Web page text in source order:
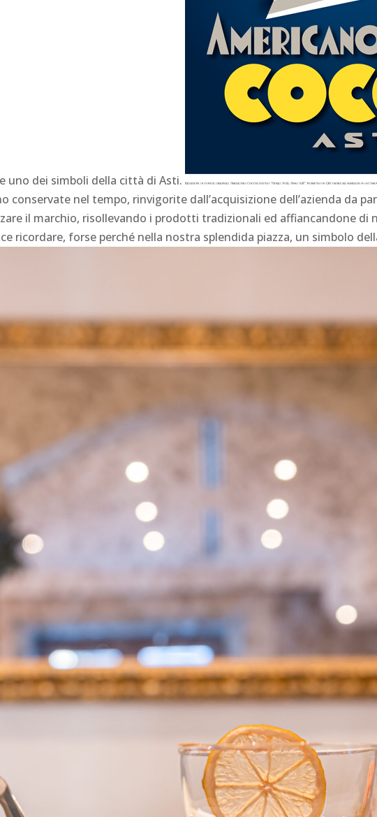
uno dei simboli della città di Asti.
conservate nel tempo, rinvigorite dall’acquisizione dell’azienda da
il marchio, risollevando i prodotti tradizionali ed affiancandone
ricordare, forse perché nella nostra splendida piazza, un simbolo